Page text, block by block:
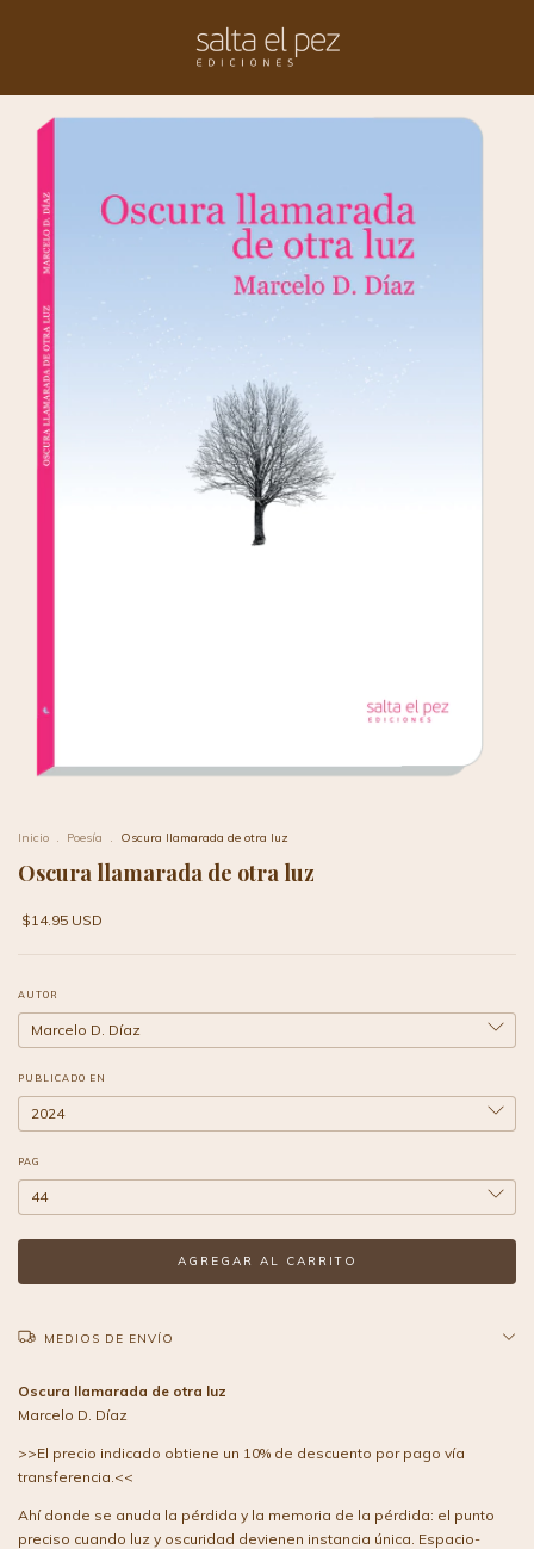
Inicio . Poesía . Oscura llamarada de otra luz
Oscura llamarada de otra luz
$14.95 USD
AUTOR
PUBLICADO EN
PAG
MEDIOS DE ENVÍO
Oscura llamarada de otra luz
Marcelo D. Díaz
>>El precio indicado obtiene un 10% de descuento por pago vía
transferencia.<<
Ahí donde se anuda la pérdida y la memoria de la pérdida: el punto
preciso cuando luz y oscuridad devienen instancia única. Espacio-